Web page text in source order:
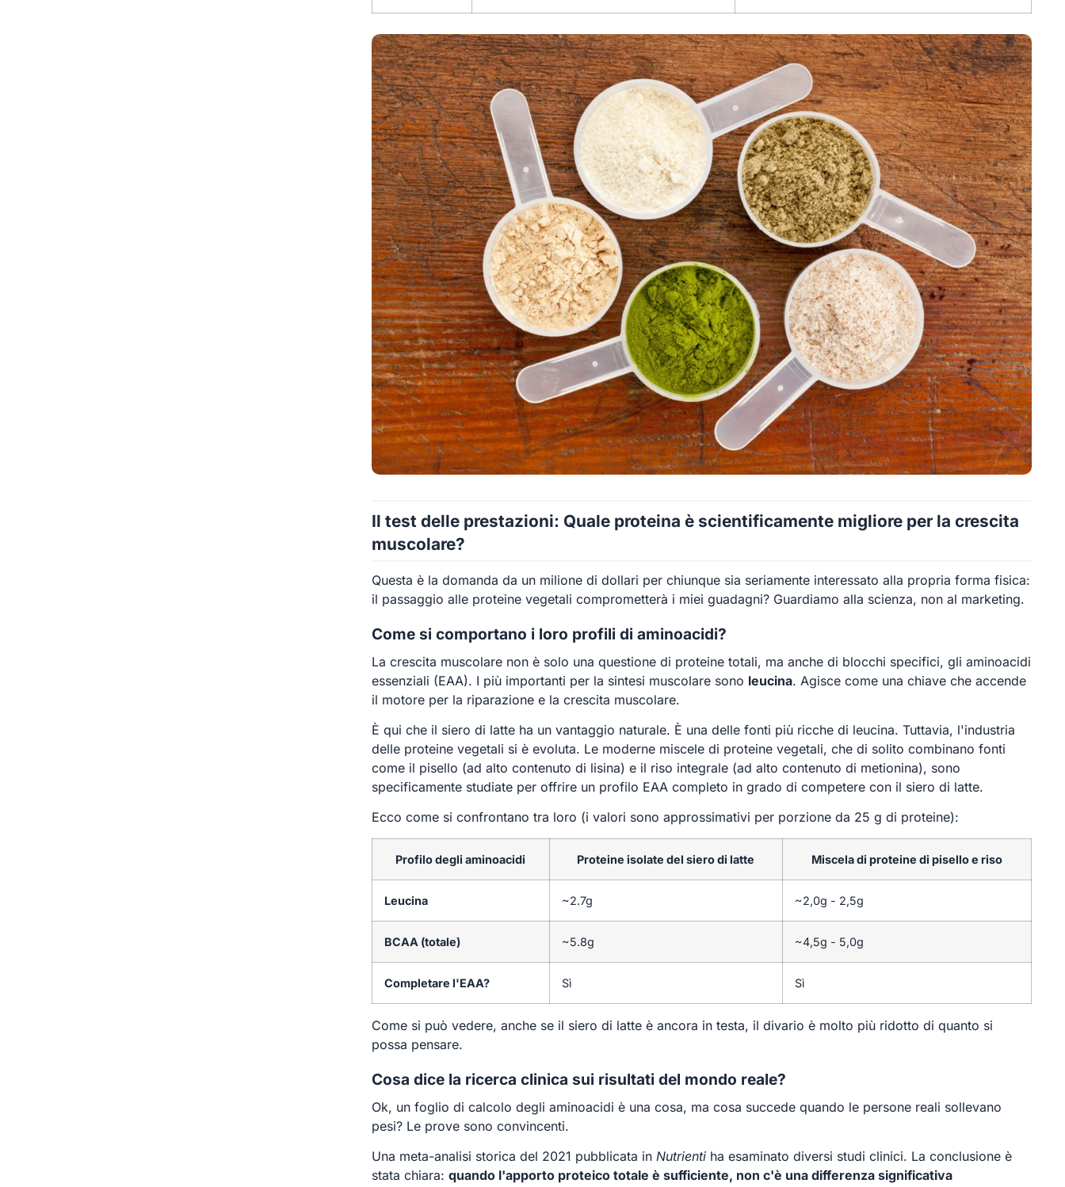
Il test delle prestazioni: Quale proteina è scientificamente migliore per la crescita
muscolare?
Questa è la domanda da un milione di dollari per chiunque sia seriamente interessato alla propria forma fisica:
il passaggio alle proteine vegetali comprometterà i miei guadagni? Guardiamo alla scienza, non al marketing.
Come si comportano i loro profili di aminoacidi?
La crescita muscolare non è solo una questione di proteine totali, ma anche di blocchi specifici, gli aminoacidi
essenziali (EAA). I più importanti per la sintesi muscolare sono leucina. Agisce come una chiave che accende
il motore per la riparazione e la crescita muscolare.
È qui che il siero di latte ha un vantaggio naturale. È una delle fonti più ricche di leucina. Tuttavia, l'industria
delle proteine vegetali si è evoluta. Le moderne miscele di proteine vegetali, che di solito combinano fonti
come il pisello (ad alto contenuto di lisina) e il riso integrale (ad alto contenuto di metionina), sono
specificamente studiate per offrire un profilo EAA completo in grado di competere con il siero di latte.
Ecco come si confrontano tra loro (i valori sono approssimativi per porzione da 25 g di proteine):
Profilo degli aminoacidi Proteine isolate del siero di latte Miscela di proteine di pisello e riso
Leucina ~2.7g ~2,0g - 2,5g
BCAA (totale) ~5.8g ~4,5g - 5,0g
Completare l'EAA? Sì Sì
Come si può vedere, anche se il siero di latte è ancora in testa, il divario è molto più ridotto di quanto si
possa pensare.
Cosa dice la ricerca clinica sui risultati del mondo reale?
Ok, un foglio di calcolo degli aminoacidi è una cosa, ma cosa succede quando le persone reali sollevano
pesi? Le prove sono convincenti.
Una meta-analisi storica del 2021 pubblicata in Nutrientiha esaminato diversi studi clinici. La conclusione è
stata chiara: quando l'apporto proteico totale è sufficiente, non c'è una differenza significativa